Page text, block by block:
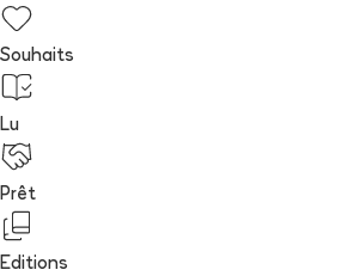
Souhaits
Lu
Prêt
Editions